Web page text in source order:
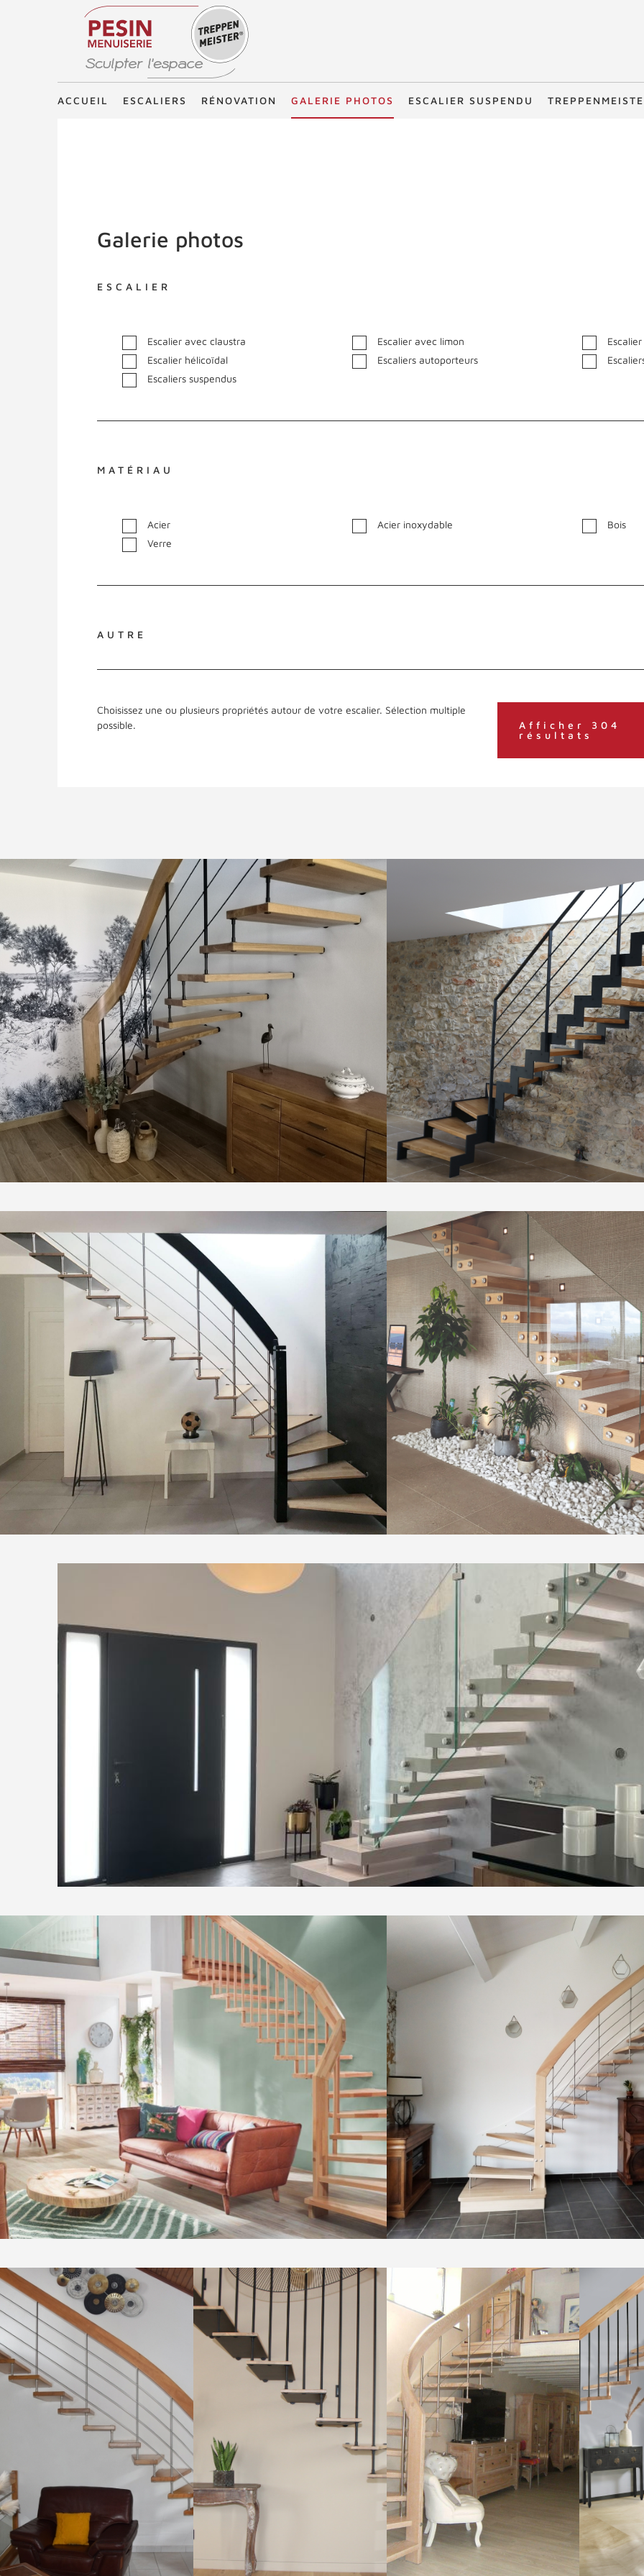
Treppenmeister - Sculpter l'espace
ACCUEIL ESCALIERS RÉNOVATION GALERIE PHOTOS ESCALIER SUSPENDU
Galerie photos
ESCALIER
Escalier avec claustra Escalier avec limon
Escalier hélicoïdal
Escaliers autoporteurs
Escaliers suspendus
MATÉRIAU
Acier Acier inoxydable
Bois
Verre
AUTRE
Choisissez une ou plusieurs propriétés autour de votre escalier. Sélection multiple
possible.
Afficher 304
résultats